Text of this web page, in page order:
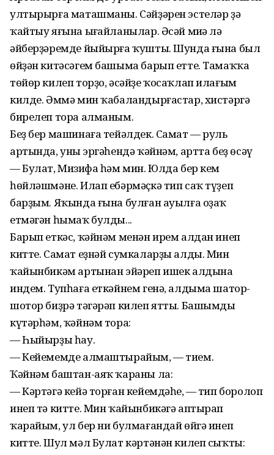
ултырырға маташманы. Сәйҙәрен эстеләр ҙә
ҡайтыу яғына ыңғайланылар. Әсәй миңә лә
әйберҙәремде йыйырға ҡушты. Шунда ғына был
өйҙән китәсәгем башыма барып етте. Тамаҡҡа
төйөр килеп торҙо, әсәйҙе ҡосаҡлап илағым
килде. Әммә мин ҡабаландырғастар, хистәргә
бирелеп тора алманым.
Беҙ бер машинаға тейәлдек. Самат — руль
артында, уның эргәһендә ҡәйнәм, артта беҙ өсәү
— Булат, Миңзифа һәм мин. Юлда бер кем
һөйләшмәне. Илап ебәрмәҫкә тип саҡ түҙеп
барҙым. Яҡында ғына булған ауылға оҙаҡ
етмәгән һымаҡ булды...
Барып еткәс, ҡәйнәм менән ирем алдан инеп
китте. Самат еҙнәй сумкаларҙы алды. Мин
ҡайынбикәм артынан эйәреп ишек алдына
индем. Тупһаға еткәйнем генә, алдыма шатор-
шотор биҙрә тәгәрәп килеп ятты. Башымды
күтәрһәм, ҡәйнәм тора:
— Һыйырҙы һау.
— Кейемемде алмаштырайым, — тием.
Ҡәйнәм баштан-аяҡ ҡараны ла:
— Кәртәгә кейә торған кейемдәһең, — тип боролоп
инеп тә китте. Мин ҡайынбикәгә аптырап
ҡарайым, ул бер ни булмағандай өйгә инеп
китте. Шул мәл Булат кәртәнән килеп сыҡты: